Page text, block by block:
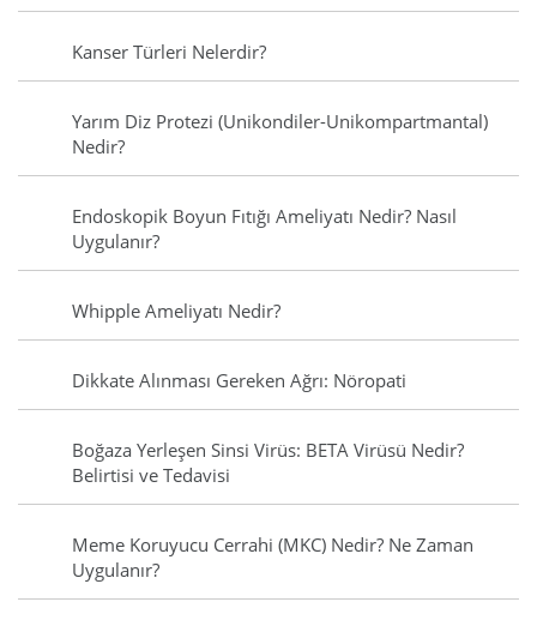
Kanser Türleri Nelerdir?
Yarım Diz Protezi (Unikondiler-Unikompartmantal)
Nedir?
Endoskopik Boyun Fıtığı Ameliyatı Nedir? Nasıl
Uygulanır?
Whipple Ameliyatı Nedir?
Dikkate Alınması Gereken Ağrı: Nöropati
Boğaza Yerleşen Sinsi Virüs: BETA Virüsü Nedir?
Belirtisi ve Tedavisi
Meme Koruyucu Cerrahi (MKC) Nedir? Ne Zaman
Uygulanır?